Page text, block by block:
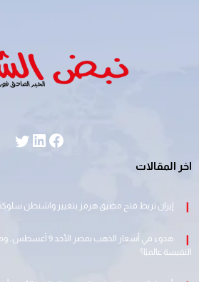
فيسبوك
لينكد إنتويتر
اخر المقالات
إيران تربط فتح مضيق هرمز بتغيير واشنطن
هدوء في أسعار الذهب
النفيسة عالميًا؟